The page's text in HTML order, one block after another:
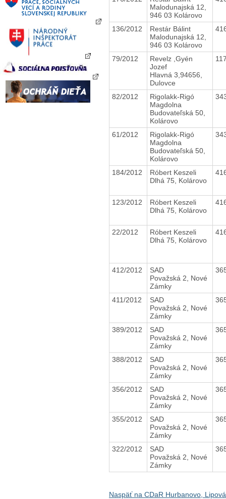
Malodunajská 12,
946 03 Kolárovo
136/2012
Restár Bálint
Malodunajská 12,
946 03 Kolárovo
79/2012
Revelz ,Gyén
Jozef
Hlavná 3,94656,
Dulovce
82/2012
Rigolakk-Rigó
Magdolna
Budovateľská 50,
Kolárovo
61/2012
Rigolakk-Rigó
Magdolna
Budovateľská 50,
Kolárovo
184/2012
Róbert Keszeli
Dlhá 75, Kolárovo
123/2012
Róbert Keszeli
Dlhá 75, Kolárovo
22/2012
Róbert Keszeli
Dlhá 75, Kolárovo
412/2012
SAD
Považská 2, Nové
Zámky
411/2012
SAD
Považská 2, Nové
Zámky
389/2012
SAD
Považská 2, Nové
Zámky
388/2012
SAD
Považská 2, Nové
Zámky
356/2012
SAD
Považská 2, Nové
Zámky
355/2012
SAD
Považská 2, Nové
Zámky
322/2012
SAD
Považská 2, Nové
Zámky
Naspäť na CDaR Hurbanovo,